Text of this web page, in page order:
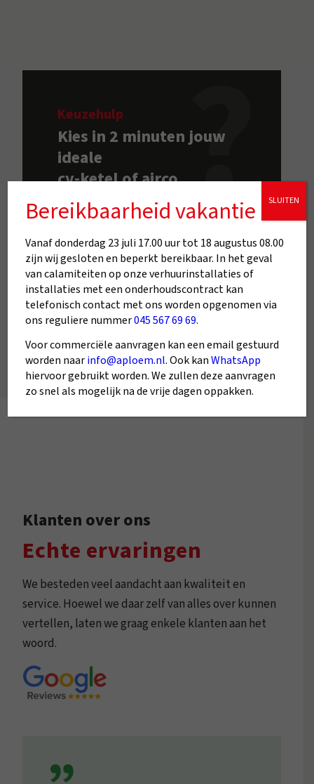
Keuzehulp
Kies in 2 minuten jouw
ideale
cv-ketel of airco
Start De Aircokiezer
Klanten over ons
Echte ervaringen
We besteden veel aandacht aan kwaliteit en
service. Hoewel we daar zelf van alles over kunnen
vertellen, laten we graag enkele klanten aan het
woord.
Bereikbaarheid vakantie
Vanaf donderdag 23 juli 17.00 uur tot 18 augustus 08.00
zijn wij gesloten en beperkt bereikbaar. In het geval
van calamiteiten op onze verhuurinstallaties of
installaties met een onderhoudscontract kan
telefonisch contact met ons worden opgenomen via
ons reguliere nummer045 567 69 69.
Voor commerciële aanvragen kan een email gestuurd
worden naarinfo@aploem.nl. Ook kanWhatsApp
hiervoor gebruikt worden. We zullen deze aanvragen
zo snel als mogelijk na de vrije dagen oppakken.
SLUITEN